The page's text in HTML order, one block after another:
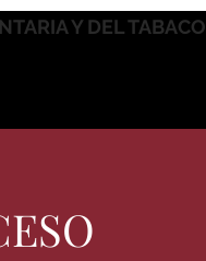
Y DEL TABACO